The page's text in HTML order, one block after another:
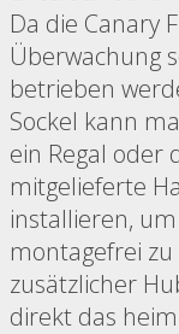
Da die Canary
Überwachung
betrieben
Sockel kann
ein Regal oder
mitgelieferte
installieren,
montagefrei
zusätzlicher
direkt das